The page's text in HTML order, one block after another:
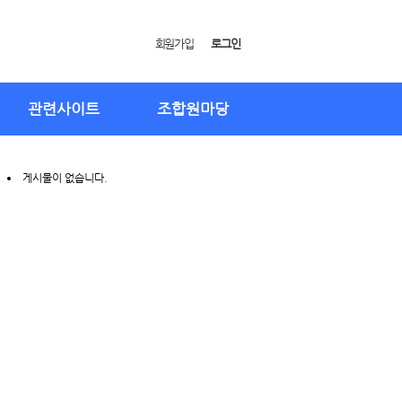
회원가입 로그인
관련사이트 조합원마당
게시물이 없습니다.